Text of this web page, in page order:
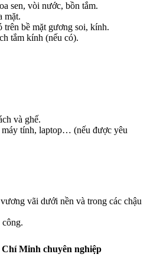
sen, vòi nước, bồn tắm.
mặt.
trên bề mặt gương soi, kính.
tắm kính (nếu có).
và ghế.
tính, laptop… (nếu được yêu
vãi dưới nền và trong các chậu
công.
Minh chuyên nghiệp